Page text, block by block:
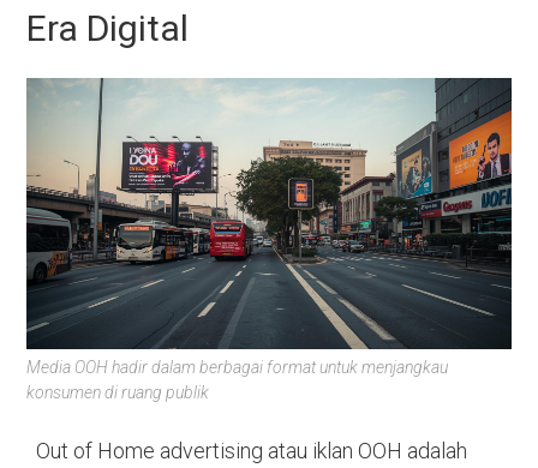
Era Digital
Media OOH hadir dalam berbagai format untuk menjangkau
konsumen di ruang publik
Out of Home advertising atau iklan OOH adalah